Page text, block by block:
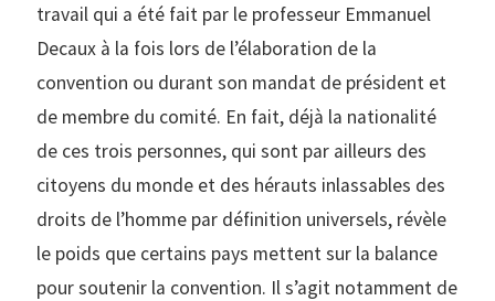
travail qui a été fait par le professeur Emmanuel
Decaux à la fois lors de l’élaboration de la
convention ou durant son mandat de président et
de membre du comité. En fait, déjà la nationalité
de ces trois personnes, qui sont par ailleurs des
citoyens du monde et des hérauts inlassables des
droits de l’homme par définition universels, révèle
le poids que certains pays mettent sur la balance
pour soutenir la convention. Il s’agit notamment de